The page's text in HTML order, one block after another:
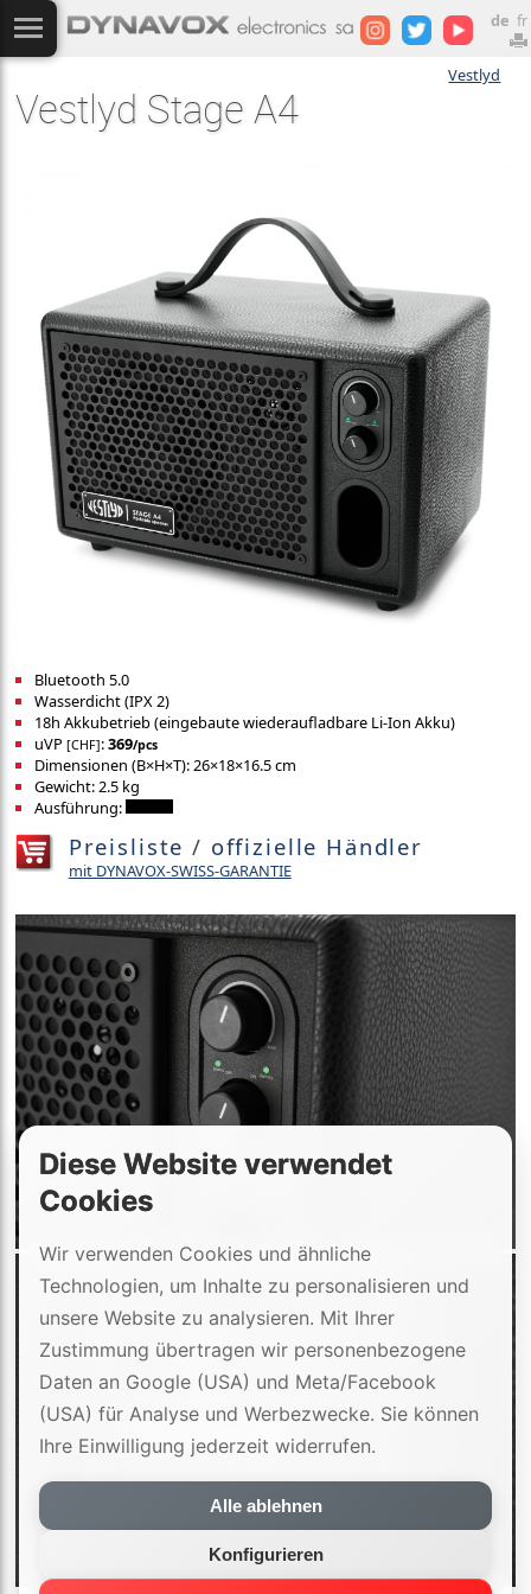
de fr
Vestlyd
Vestlyd Stage A4
Bluetooth 5.0
Wasserdicht (IPX 2)
18h Akkubetrieb (eingebaute wiederaufladbare Li-Ion Akku)
uVP [CHF]:369/pcs
Dimensionen (B×H×T): 26×18×16.5 cm
Gewicht: 2.5 kg
Ausführung:
Preisliste / offizielle Händler
mit DYNAVOX-SWISS-GARANTIE
Diese Website verwendet
Cookies
Wir verwenden Cookies und ähnliche
Technologien, um Inhalte zu personalisieren und
unsere Website zu analysieren. Mit Ihrer
Zustimmung übertragen wir personenbezogene
Daten an Google (USA) und Meta/Facebook
(USA) für Analyse und Werbezwecke. Sie können
Ihre Einwilligung jederzeit widerrufen.
Alle ablehnen
Konfigurieren